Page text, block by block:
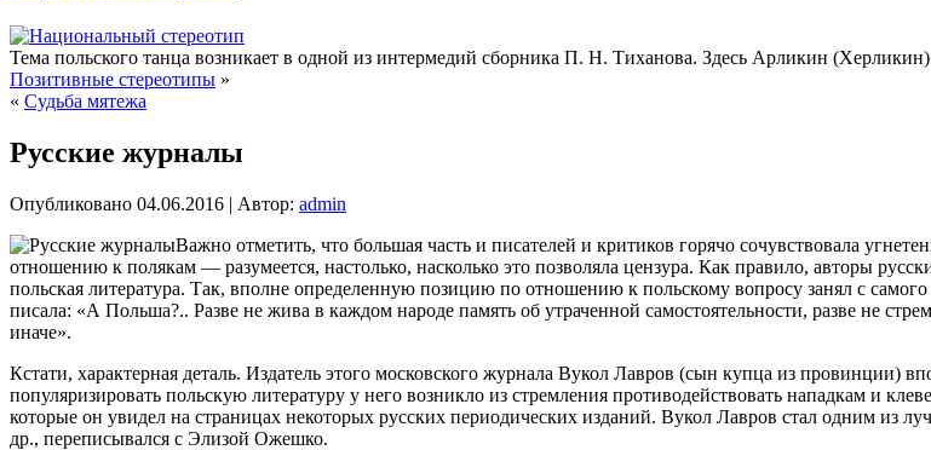
Тема польского танца возникает в одной из интермедий сборника П. Н. Тиханова. Здесь Арликин
Позитивные стереотипы »
« Судьба мятежа
Русские журналы
Опубликовано 04.06.2016 | Автор: admin
Важно отметить, что большая часть и писателей и критиков горячо сочувствовала
отношению к полякам — разумеется, настолько, насколько это позволяла цензура. Как правило, авторы
польская литература. Так, вполне определенную позицию по отношению к польскому вопросу занял с самого
писала: «А Польша?.. Разве не жива в каждом народе память об утраченной самостоятельности, разве не
иначе».
Кстати, характерная деталь. Издатель этого московского журнала Вукол Лавров (сын купца из провинции)
популяризировать польскую литературу у него возникло из стремления противодействовать нападкам и
которые он увидел на страницах некоторых русских периодических изданий. Вукол Лавров стал одним из
др., переписывался с Элизой Ожешко.